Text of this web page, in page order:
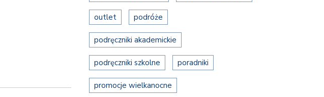
outlet podróże
podręczniki akademickie
podręczniki szkolne poradniki
promocje wielkanocne